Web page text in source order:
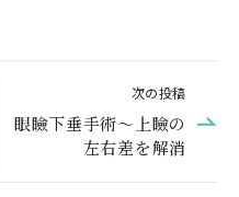
次の投稿
眼瞼下垂手術～上瞼の
左右差を解消